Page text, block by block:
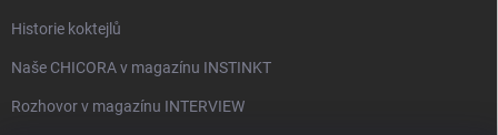
Historie koktejlů
Naše CHICORA v magazínu INSTINKT
Rozhovor v magazínu INTERVIEW